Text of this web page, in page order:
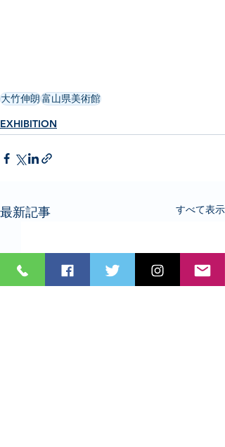
大竹伸朗富山県美術館
EXHIBITION
最新記事 すべて表示